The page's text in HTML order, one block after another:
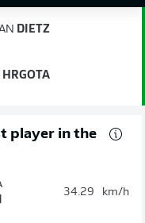
DIETZ
HRGOTA
player in the
34.29 km/h